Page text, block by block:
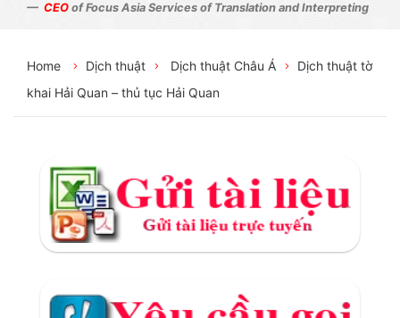
CEO of Focus Asia Services of Translation and Interpreting
Home Dịch thuật Dịch thuật Châu Á
Dịch thuật tờ
khai Hải Quan – thủ tục Hải Quan